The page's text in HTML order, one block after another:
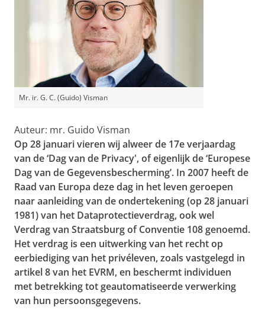
Mr. ir. G. C. (Guido) Visman
Auteur: mr. Guido Visman
Op 28 januari vieren wij alweer de 17e verjaardag
van de ‘Dag van de Privacy', of eigenlijk de ‘Europese
Dag van de Gegevensbescherming’. In 2007 heeft de
Raad van Europa deze dag in het leven geroepen
naar aanleiding van de ondertekening (op 28 januari
1981) van het Dataprotectieverdrag, ook wel
Verdrag van Straatsburg of Conventie 108 genoemd.
Het verdrag is een uitwerking van het recht op
eerbiediging van het privéleven, zoals vastgelegd in
artikel 8 van het EVRM, en beschermt individuen
met betrekking tot geautomatiseerde verwerking
van hun persoonsgegevens.